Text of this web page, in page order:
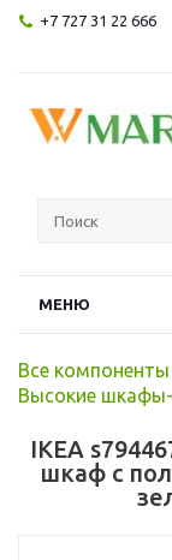
+7 727 31 22 666
МЕНЮ
Все
Высокие
IKEA
шкаф с